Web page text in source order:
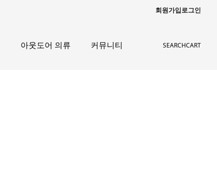
회원가입로그인
아웃도어 의류 커뮤니티 SEARCHCART